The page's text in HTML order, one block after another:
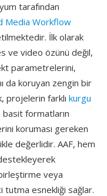
tarafından
Media Workflow
İlk olarak
ve video özünü değil,
parametrelerini,
da koruyan zengin bir
projelerin farklı kurgu
basit formatların
koruması gereken
değerlidir. AAF, hem
veya
tutma esnekliği sağlar.